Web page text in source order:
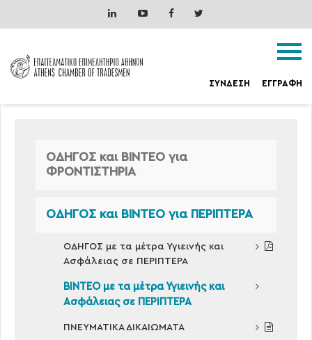
ΣΥΝΔΕΣΗ ΕΓΓΡΑΦΗ
ΟΔΗΓΟΣ και ΒΙΝΤΕΟ για
ΦΡΟΝΤΙΣΤΗΡΙΑ
ΟΔΗΓΟΣ και ΒΙΝΤΕΟ για ΠΕΡΙΠΤΕΡΑ
ΟΔΗΓΟΣ με τα μέτρα Υγιεινής και
Ασφάλειας σε ΠΕΡΙΠΤΕΡΑ
ΒΙΝΤΕΟ με τα μέτρα Υγιεινής και
Ασφάλειας σε ΠΕΡΙΠΤΕΡΑ
ΠΝΕΥΜΑΤΙΚΑ ΔΙΚΑΙΩΜΑΤΑ